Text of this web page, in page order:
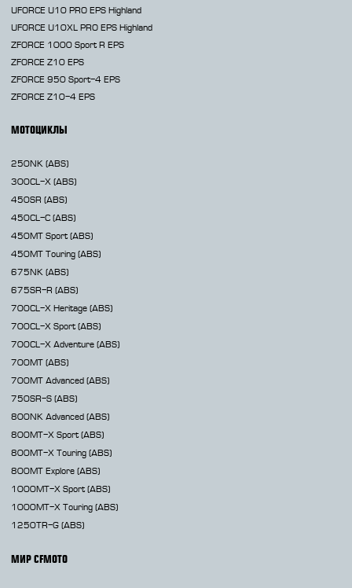
UFORCE U10 PRO EPS Highland
UFORCE U10XL PRO EPS Highland
ZFORCE 1000 Sport R EPS
ZFORCE Z10 EPS
ZFORCE 950 Sport-4 EPS
ZFORCE Z10-4 EPS
МОТОЦИКЛЫ
250NK (ABS)
300CL-X (ABS)
450SR (ABS)
450CL-C (ABS)
450MT Sport (ABS)
450MT Touring (ABS)
675NK (ABS)
675SR-R (ABS)
700CL-X Heritage (ABS)
700CL-X Sport (ABS)
700CL-X Adventure (ABS)
700MT (ABS)
700MT Advanced (ABS)
750SR-S (ABS)
800NK Advanced (ABS)
800MT-X Sport (ABS)
800MT-X Touring (ABS)
800MT Explore (ABS)
1000MT-X Sport (ABS)
1000MT-X Touring (ABS)
1250TR-G (ABS)
МИР CFMOTO